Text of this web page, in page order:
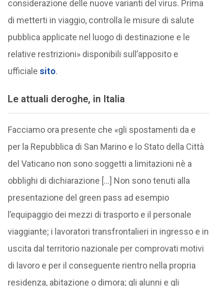
considerazione delle nuove varianti del virus. Prima
di metterti in viaggio, controlla le misure di salute
pubblica applicate nel luogo di destinazione e le
relative restrizioni» disponibili sull’apposito e
ufficiale sito.
Le attuali deroghe, in Italia
Facciamo ora presente che «gli spostamenti da e
per la Repubblica di San Marino e lo Stato della Città
del Vaticano non sono soggetti a limitazioni nè a
obblighi di dichiarazione […] Non sono tenuti alla
presentazione del green pass ad esempio
l’equipaggio dei mezzi di trasporto e il personale
viaggiante; i lavoratori transfrontalieri in ingresso e in
uscita dal territorio nazionale per comprovati motivi
di lavoro e per il conseguente rientro nella propria
residenza, abitazione o dimora; gli alunni e gli